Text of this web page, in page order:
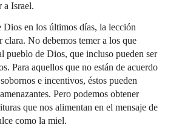
a Israel.
Dios en los últimos días, la lección
clara. No debemos temer a los que
pueblo de Dios, que incluso pueden ser
Para aquellos que no están de acuerdo
e incentivos, éstos pueden
Pero podemos obtener
que nos alimentan en el mensaje de
como la miel.